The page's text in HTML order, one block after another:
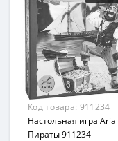
Карточные игры
Возраст
от 18-ти лет
Жанр
Алко
Код товара: 911234
Настольная игра Arial
Пираты 911234